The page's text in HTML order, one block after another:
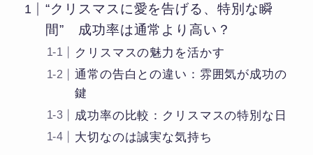
“クリスマスに愛を告げる、特別な瞬
間” 成功率は通常より高い？
クリスマスの魅力を活かす
通常の告白との違い：雰囲気が成功の
鍵
成功率の比較：クリスマスの特別な日
大切なのは誠実な気持ち